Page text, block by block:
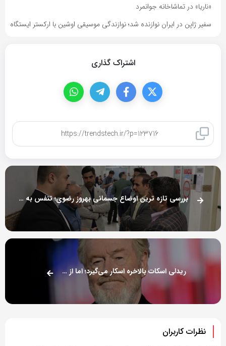
«ناریا» در تماشاخانه جوانمرد
سفیر ژاپن در ایران نوازنده شد؛ نوازندگی موسیقی اوشین با ارکستر ایستگاه
اشتراک گذاری
بررسی تازه ترین اوضاع جسمانی بهروز رضوی؛ تنفس به دستگاه وابسته است
ریدلی اسکات بالاخره اسکار می‌گیرد؛ اما از نوع افتخاری
نظرات کاربران